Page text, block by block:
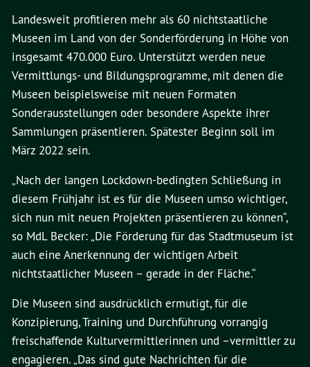
Landesweit profitieren mehr als 60 nichtstaatliche
Museen im Land von der Sonderförderung in Höhe von
insgesamt 470.000 Euro. Unterstützt werden neue
Vermittlungs- und Bildungsprogramme, mit denen die
Museen beispielsweise mit neuen Formaten
Sonderausstellungen oder besondere Aspekte ihrer
Sammlungen präsentieren. Spätester Beginn soll im
März 2022 sein.
„Nach der langen Lockdown-bedingten Schließung in
diesem Frühjahr ist es für die Museen umso wichtiger,
sich nun mit neuen Projekten präsentieren zu können“,
so MdL Becker: „Die Förderung für das Stadtmuseum ist
auch eine Anerkennung der wichtigen Arbeit
nichtstaatlicher Museen – gerade in der Fläche.“
Die Museen sind ausdrücklich ermutigt, für die
Konzipierung, Training und Durchführung vorrangig
freischaffende Kulturvermittlerinnen und –vermittler zu
engagieren. „Das sind gute Nachrichten für die